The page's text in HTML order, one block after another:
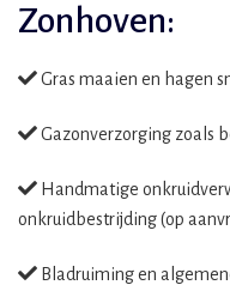
Zonhoven:
Gras maaien en hagen
Gazonverzorging zoals
Handmatige
onkruidbestrijding (op
Bladruiming en